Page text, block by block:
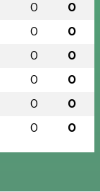
0 0
0 0
0 0
0 0
0 0
0 0